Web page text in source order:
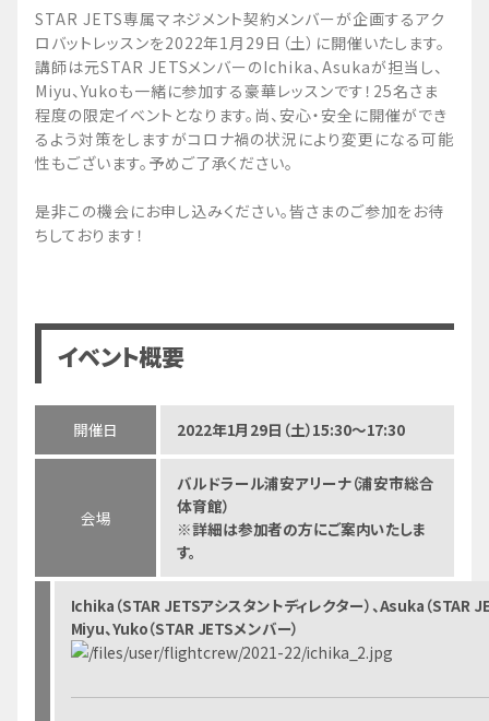
STAR JETS専属マネジメント契約メンバーが企画するアク
ロバットレッスンを2022年1月29日（土）に開催いたします。
講師は元STAR JETSメンバーのIchika、Asukaが担当し、
Miyu、Yukoも一緒に参加する豪華レッスンです！25名さま
程度の限定イベントとなります。尚、安心・安全に開催ができ
るよう対策をしますがコロナ禍の状況により変更になる可能
性もございます。予めご了承ください。
是非この機会にお申し込みください。皆さまのご参加をお待
ちしております！
イベント概要
開催日 2022年1月29日（土）15:30～17:30
会場
バルドラール浦安アリーナ（浦安市総合
体育館）
※詳細は参加者の方にご案内いたしま
す。
Ichika（STAR JETSアシスタントディレクター）、Asuka（STAR
Miyu、Yuko（STAR JETSメンバー）